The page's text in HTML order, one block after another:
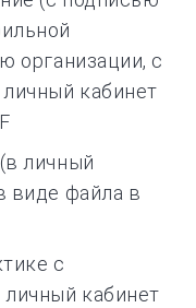
организации, с
кабинет
личный
виде файла в
с
кабинет